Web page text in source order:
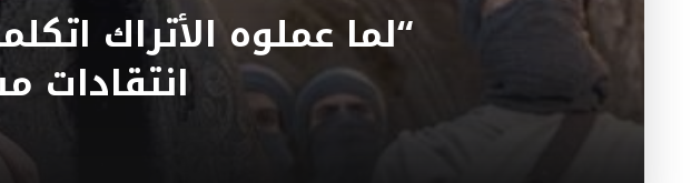
“لما عملوه الأتراك